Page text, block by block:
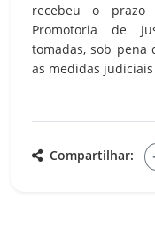
recebeu o
Promotoria de
tomadas, sob
as medidas
Compartilhar: